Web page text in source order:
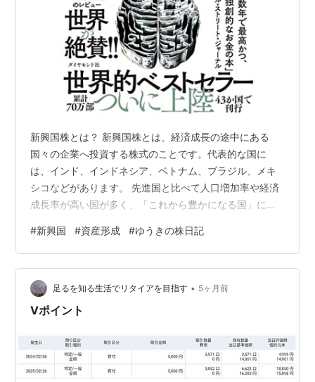
新興国株とは？ 新興国株とは、経済成長の途中にある
国々の企業へ投資する株式のことです。代表的な国に
は、インド、インドネシア、ベトナム、ブラジル、メキ
シコなどがあります。 先進国と比べて人口増加率や経済
成長率が高い国が多く、「これから豊かになる国」に投
長率が高い 新興国最大の魅力は、高い経済成長です。 特
にインドは人口世界一となり、IT・製造業・インフラ投
資を背景に急成長しています。 経済が成長すると、 企業
の売上増加 所得上昇 消費拡大 株価上昇 という流れが起
こりやすくなります。 先進国が「成熟市場」なのに対
#新興国 #資産形成 #ゆうきの株日記
足るを知る生活でリタイアを目指す • 5ヶ月前
Vポイント